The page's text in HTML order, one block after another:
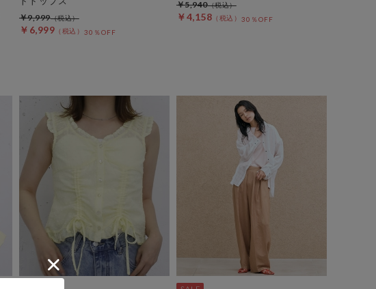
￥6,999 30％OFF
￥9,999 ￥4,158 30％OFF
￥5,940